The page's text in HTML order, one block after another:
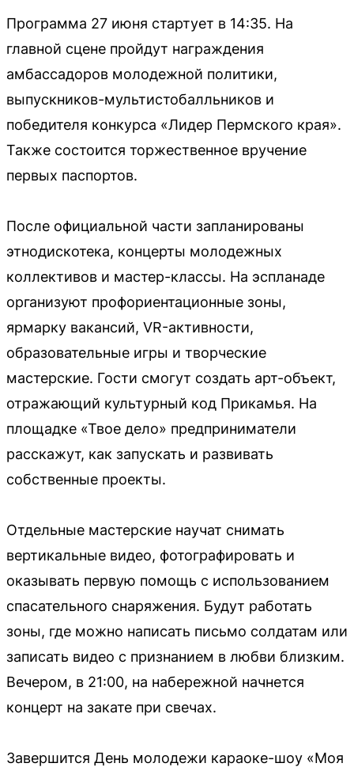
Программа 27 июня стартует в 14:35. На
главной сцене пройдут награждения
амбассадоров молодежной политики,
выпускников-мультистобалльников и
победителя конкурса «Лидер Пермского края».
Также состоится торжественное вручение
первых паспортов.
После официальной части запланированы
этнодискотека, концерты молодежных
коллективов и мастер-классы. На эспланаде
организуют профориентационные зоны,
ярмарку вакансий, VR-активности,
образовательные игры и творческие
мастерские. Гости смогут создать арт-объект,
отражающий культурный код Прикамья. На
площадке «Твое дело» предприниматели
расскажут, как запускать и развивать
собственные проекты.
Отдельные мастерские научат снимать
вертикальные видео, фотографировать и
оказывать первую помощь с использованием
спасательного снаряжения. Будут работать
зоны, где можно написать письмо солдатам или
записать видео с признанием в любви близким.
Вечером, в 21:00, на набережной начнется
концерт на закате при свечах.
Завершится День молодежи караоке-шоу «Моя